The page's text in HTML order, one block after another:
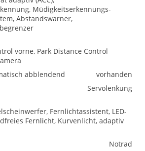
Müdigkeitserkennungs-
Abstandswarner,
vorne, Park Distance Control
abblendend
vorhanden
Servolenkung
Fernlichtassistent, LED-
Fernlicht, Kurvenlicht, adaptiv
Notrad